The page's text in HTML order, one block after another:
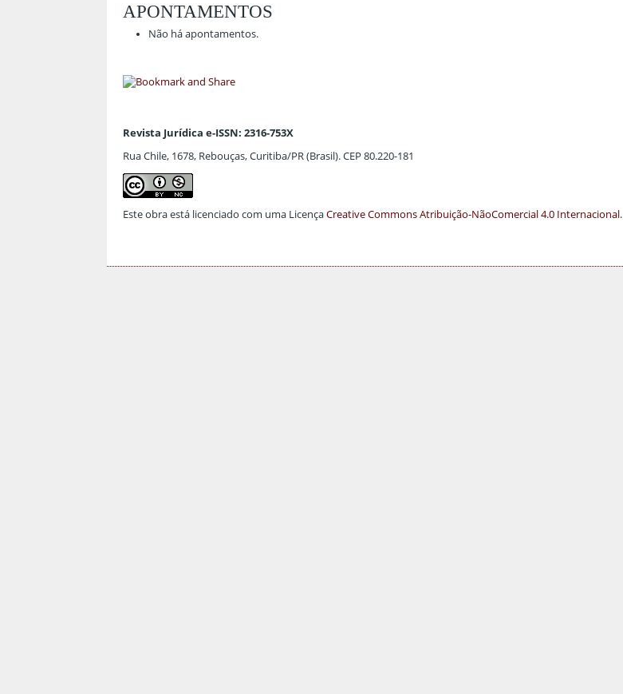
APONTAMENTOS
Não há apontamentos.
Revista Jurídica e-ISSN: 2316-753X
Rua Chile, 1678, Rebouças, Curitiba/PR (Brasil). CEP 80.220-181
Este obra está licenciado com uma LicençaCreative Commons Atribuição-NãoComercial 4.0 Internacional.